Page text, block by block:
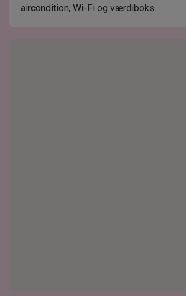
aircondition, Wi-Fi og værdiboks.